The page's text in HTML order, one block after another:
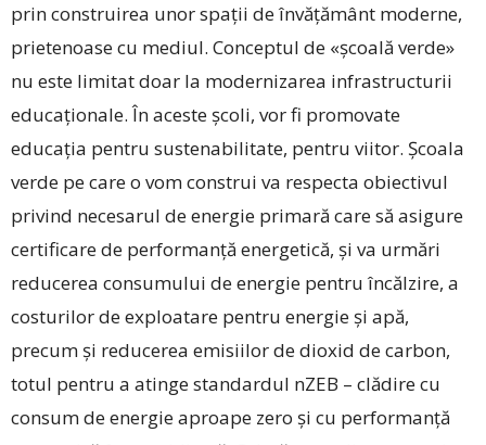
prin construirea unor spații de învățământ moderne,
prietenoase cu mediul. Conceptul de «școală verde»
nu este limitat doar la modernizarea infrastructurii
educaționale. În aceste școli, vor fi promovate
educația pentru sustenabilitate, pentru viitor. Școala
verde pe care o vom construi va respecta obiectivul
privind necesarul de energie primară care să asigure
certificare de performanță energetică, și va urmări
reducerea consumului de energie pentru încălzire, a
costurilor de exploatare pentru energie și apă,
precum și reducerea emisiilor de dioxid de carbon,
totul pentru a atinge standardul nZEB – clădire cu
consum de energie aproape zero și cu performanță